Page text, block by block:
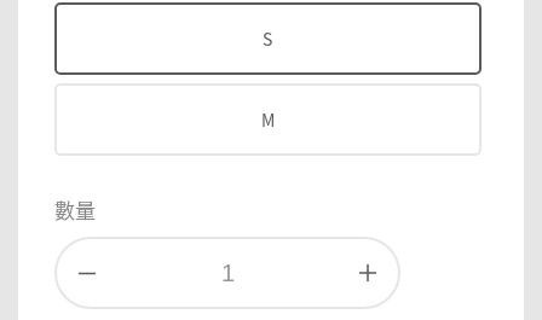
S
M
數量